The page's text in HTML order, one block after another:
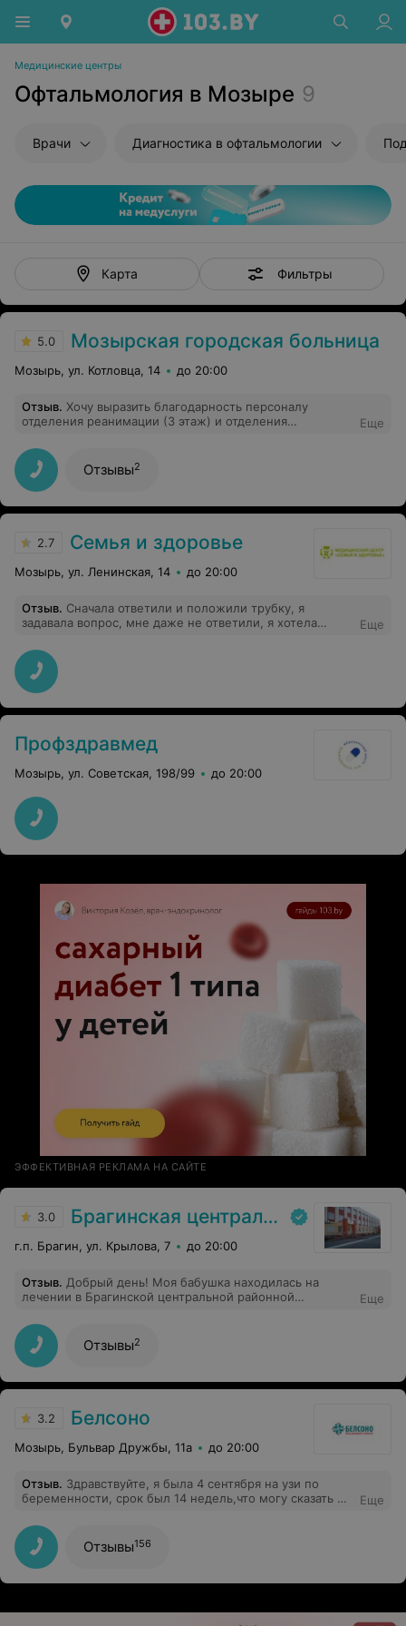
Медицинские центры
Офтальмология в Мозыре 9
Врачи Диагностика в офтальмологии
Карта Фильтры
5.0 Мозырская городская больница
Мозырь, ул. Котловца, 14 до 20:00
Отзыв. Хочу выразить благодарность персоналу
отделения реанимации (3 этаж) и отделения
Огромное спасибо заведующему отделения
кардиологии 2 Л.Виктору Анатольевичу за высокий
профессионализм и отношение к пациентам, вы
Доктор с большой буквы, побольше бы таких врачей.
Еще
Отзывы2
2.7 Семья и здоровье
Мозырь, ул. Ленинская, 14 до 20:00
Отзыв. Сначала ответили и положили трубку, я
задавала вопрос, мне даже не ответили, я хотела
записали, как это понимать?
Еще
Профздравмед
Мозырь, ул. Советская, 198/99 до 20:00
ЭФФЕКТИВНАЯ РЕКЛАМА НА САЙТЕ
3.0 Брагинская центральная районная больница
г.п. Брагин, ул. Крылова, 7 до 20:00
Отзыв. Добрый день! Моя бабушка находилась на
лечении в Брагинской центральной районной
благодарность врачу терапевту Примак Ирине
Васильевне от своей бабушки Романовец Галины
Васильевны и от себя лично. Спасибо за
профессионализм, вовремя оказанное лечение,
корректное и внимательное отношение, за
профессиональной карьере.
Еще
Отзывы2
3.2 Белсоно
Мозырь, Бульвар Дружбы, 11а до 20:00
Отзыв. Здравствуйте, я была 4 сентября на узи по
беременности, срок был 14 недель,что могу сказать о
столько и заплатила, 16р. Врач которая делала узи
вполне хорошая женщина (Кутис) сейчас у меня 31я
неделя, и снова хочу с ездить к ней на узи.
Еще
Отзывы156